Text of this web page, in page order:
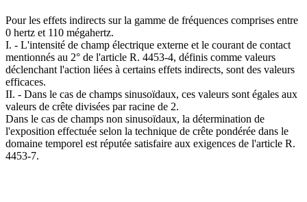
Pour les effets indirects sur la gamme de fréquences comprises entre
0 hertz et 110 mégahertz.
I. - L'intensité de champ électrique externe et le courant de contact
mentionnés au 2° de l'article R. 4453-4, définis comme valeurs
déclenchant l'action liées à certains effets indirects, sont des valeurs
efficaces.
II. - Dans le cas de champs sinusoïdaux, ces valeurs sont égales aux
valeurs de crête divisées par racine de 2.
Dans le cas de champs non sinusoïdaux, la détermination de
l'exposition effectuée selon la technique de crête pondérée dans le
domaine temporel est réputée satisfaire aux exigences de l'article R.
4453-7.